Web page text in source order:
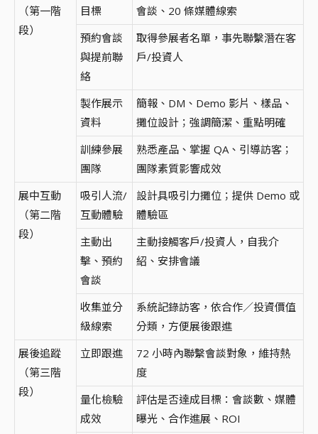
（第一階
段）
目標
會談、20 條媒體線索
預約會談
與提前聯
絡
取得參展者名單，事先聯繫潛在客
戶/投資人
製作展示
資料
簡報、DM、Demo 影片、樣品、
攤位設計；強調簡潔、重點明確
訓練參展
團隊
熟悉產品、掌握 QA、引導訪客；
團隊素質影響成效
展中互動
（第二階
段）
吸引人流/
互動體驗
設計具吸引力攤位；提供 Demo 或
體驗區
主動出
擊、預約
會談
主動接觸客戶/投資人，自我介
紹、安排會議
收集並分
級線索
系統記錄訪客，依合作／投資價值
分類，方便展後跟進
展後追蹤
（第三階
段）
立即跟進
72 小時內聯繫會談對象，維持熱
度
量化檢驗
成效
評估是否達成目標：會談數、媒體
曝光、合作進展、ROI